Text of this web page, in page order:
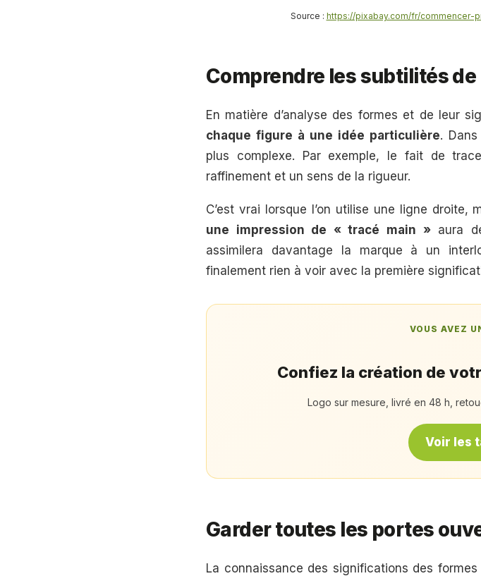
Source : https://pixabay.com/fr/commencer-
Comprendre les subtilités
En matière d’analyse des formes et de leur
chaque figure à une idée particulière.
plus complexe. Par exemple, le fait de
raffinement et un sens de la rigueur.
C’est vrai lorsque l’on utilise une ligne droite,
une impression de « tracé main »aura
assimilera davantage la marque à un
finalement rien à voir avec la première
VOUS AVEZ
Confiez la création de
Logo sur mesure, livré en 48 h,
Voir les
Garder toutes les portes
La connaissance des significations des formes